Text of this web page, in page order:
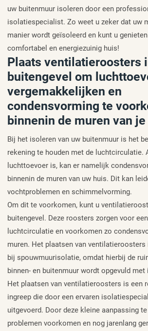
uw buitenmuur isoleren door een
isolatiespecialist. Zo weet u zeker dat uw
manier wordt geïsoleerd en kunt u
comfortabel en energiezuinig huis!
Plaats ventilatieroosters
buitengevel om
vergemakkelijken en
condensvorming te
binnenin de muren van
Bij het isoleren van uw buitenmuur is het
rekening te houden met de luchtcirculatie.
luchttoevoer is, kan er namelijk
binnenin de muren van uw huis. Dit kan
vochtproblemen en schimmelvorming.
Om dit te voorkomen, kunt u
buitengevel. Deze roosters zorgen voor
luchtcirculatie en voorkomen zo
muren. Het plaatsen van
bij spouwmuurisolatie, omdat hierbij de
binnen- en buitenmuur wordt opgevuld
Het plaatsen van ventilatieroosters is een
ingreep die door een ervaren
uitgevoerd. Door deze kleine aanpassing te
problemen voorkomen en nog jarenlang